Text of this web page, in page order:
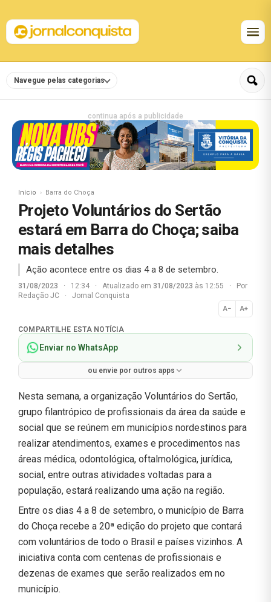
Navegue pelas categorias
continua após a publicidade
Início Barra do Choça
Projeto Voluntários do Sertão
estará em Barra do Choça; saiba
mais detalhes
Ação acontece entre os dias 4 a 8 de setembro.
31/08/2023 · 12:34 · Atualizado em 31/08/2023 às 12:55 ·
Por
Redação JC
· Jornal Conquista
A− A+
Normal
COMPARTILHE ESTA NOTÍCIA
Enviar no WhatsApp
ou envie por outros apps
Nesta semana, a organização Voluntários do Sertão,
grupo filantrópico de profissionais da área da saúde e
social que se reúnem em municípios nordestinos para
realizar atendimentos, exames e procedimentos nas
áreas médica, odontológica, oftalmológica, jurídica,
social, entre outras atividades voltadas para a
população, estará realizando uma ação na região.
Entre os dias 4 a 8 de setembro, o município de Barra
do Choça recebe a 20ª edição do projeto que contará
com voluntários de todo o Brasil e países vizinhos. A
iniciativa conta com centenas de profissionais e
dezenas de exames que serão realizados em no
município.